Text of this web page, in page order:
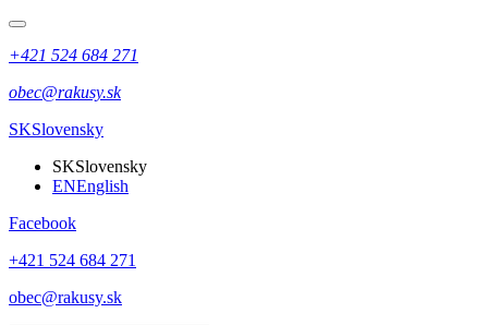
+421 524 684 271
obec@rakusy.sk
SKSlovensky
SKSlovensky
ENEnglish
Facebook
+421 524 684 271
obec@rakusy.sk